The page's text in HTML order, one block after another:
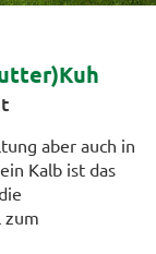
aber auch in
Kalb ist das
zum